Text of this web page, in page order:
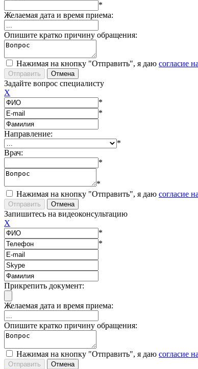
*
Желаемая дата и время приема:
Опишите кратко причину обращения:
Нажимая на кнопку "Отправить", я даю согласие
Задайте вопрос специалисту
X
*
*
Направление:
*
Врач:
*
*
Нажимая на кнопку "Отправить", я даю согласие
Запишитесь на видеоконсультацию
X
*
*
Прикрепить документ:
Желаемая дата и время приема:
Опишите кратко причину обращения:
Нажимая на кнопку "Отправить", я даю согласие